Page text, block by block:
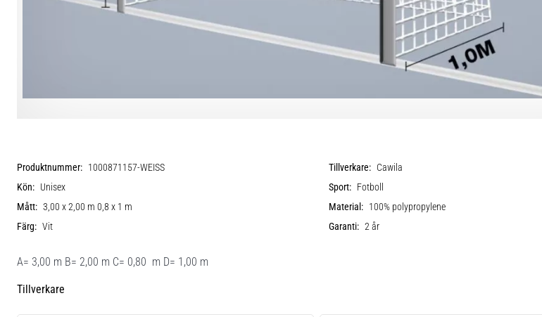
Produktnummer: 1000871157-WEISS Tillverkare: Cawila
Kön: Unisex Sport: Fotboll
Mått: 3,00 x 2,00 m 0,8 x 1 m Material: 100% polypropylene
Färg: Vit Garanti: 2 år
A= 3,00 m B= 2,00 m C= 0,80 m D= 1,00 m
Tillverkare